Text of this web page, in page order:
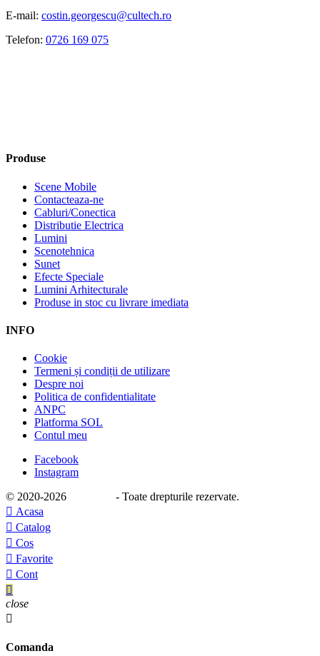
E-mail: costin.georgescu@cultech.ro
Telefon: 0726 169 075
Produse
Scene Mobile
Contacteaza-ne
Cabluri/Conectica
Distributie Electrica
Lumini
Scenotehnica
Sunet
Efecte Speciale
Lumini Arhitecturale
Produse in stoc cu livrare imediata
INFO
Cookie
Termeni și condiții de utilizare
Despre noi
Politica de confidentialitate
ANPC
Platforma SOL
Contul meu
Facebook
Instagram
© 2020-2026
- Toate drepturile rezervate.
 Acasa
 Catalog
 Cos
 Favorite
 Cont

close

Comanda